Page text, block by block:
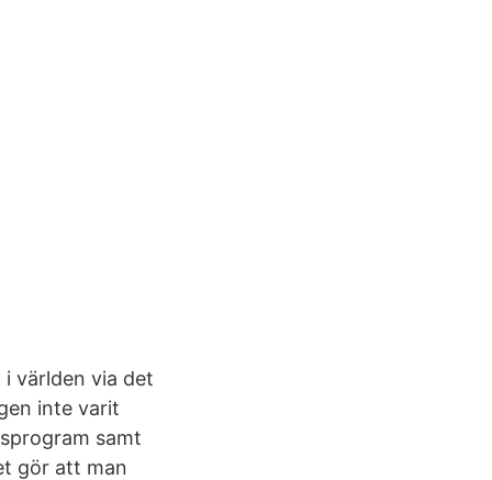
världen via det
inte varit
samt
gör att man